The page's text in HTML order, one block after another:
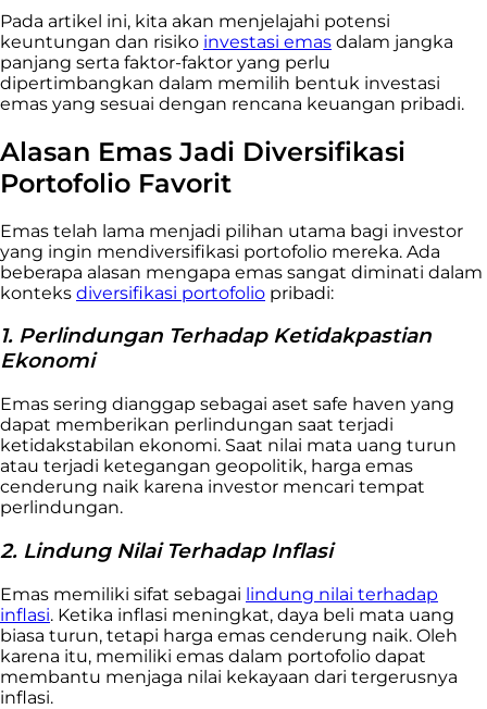
Pada artikel ini, kita akan menjelajahi potensi
keuntungan dan risiko investasi emas dalam jangka
panjang serta faktor-faktor yang perlu
dipertimbangkan dalam memilih bentuk investasi
emas yang sesuai dengan rencana keuangan pribadi.
Alasan Emas Jadi Diversifikasi
Portofolio Favorit
Emas telah lama menjadi pilihan utama bagi investor
yang ingin mendiversifikasi portofolio mereka. Ada
beberapa alasan mengapa emas sangat diminati dalam
konteks diversifikasi portofolio pribadi:
1. Perlindungan Terhadap Ketidakpastian
Ekonomi
Emas sering dianggap sebagai aset safe haven yang
dapat memberikan perlindungan saat terjadi
ketidakstabilan ekonomi. Saat nilai mata uang turun
atau terjadi ketegangan geopolitik, harga emas
cenderung naik karena investor mencari tempat
perlindungan.
2. Lindung Nilai Terhadap Inflasi
Emas memiliki sifat sebagai lindung nilai terhadap
inflasi. Ketika inflasi meningkat, daya beli mata uang
biasa turun, tetapi harga emas cenderung naik. Oleh
karena itu, memiliki emas dalam portofolio dapat
membantu menjaga nilai kekayaan dari tergerusnya
inflasi.